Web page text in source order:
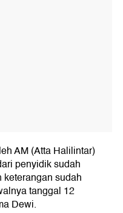
AM (Atta Halilintar)
penyidik sudah
sudah
tanggal 12
Dewi.